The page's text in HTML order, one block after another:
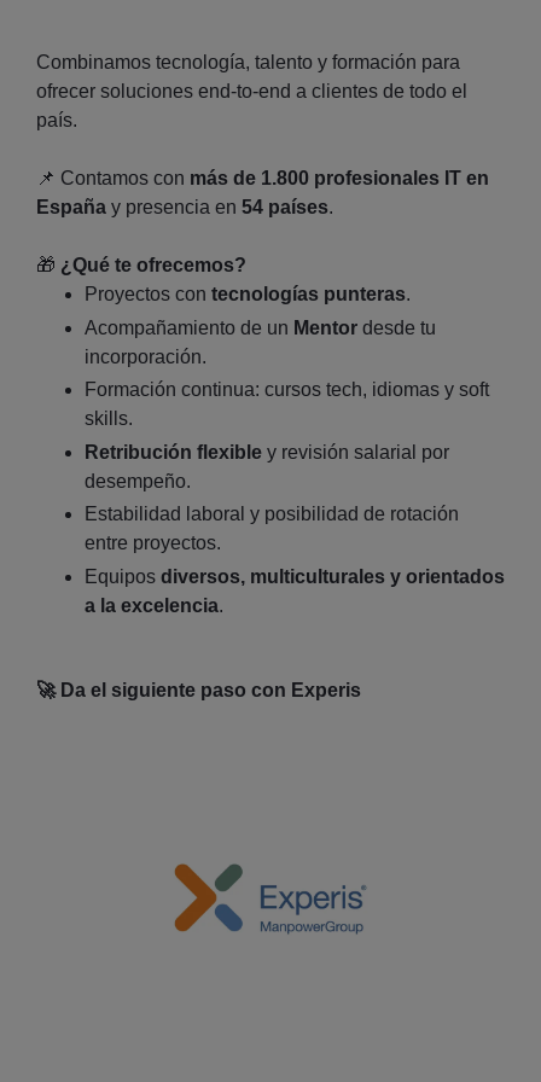
Combinamos tecnología, talento y formación para
ofrecer soluciones end‑to‑end a clientes de todo el
país.
📌 Contamos con más de 1.800 profesionales IT en
España y presencia en 54 países.
🎁 ¿Qué te ofrecemos?
Proyectos con tecnologías punteras.
Acompañamiento de un Mentor desde tu
incorporación.
Formación continua: cursos tech, idiomas y soft
skills.
Retribución flexible y revisión salarial por
desempeño.
Estabilidad laboral y posibilidad de rotación
entre proyectos.
Equipos diversos, multiculturales y orientados
a la excelencia.
🚀 Da el siguiente paso con Experis